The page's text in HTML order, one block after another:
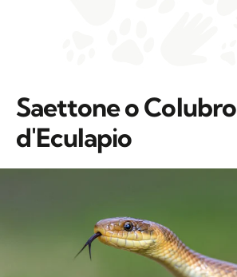
Saettone o Colubro
d'Eculapio